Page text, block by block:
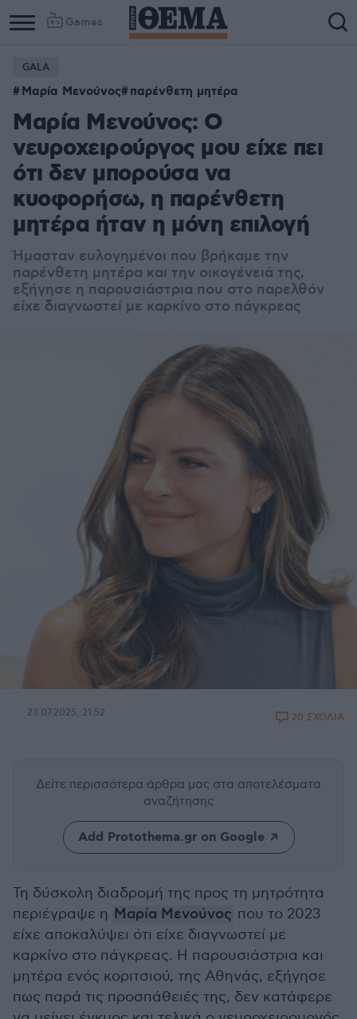
Games
GALA
Μαρία Μενούνος παρένθετη μητέρα
Μαρία Μενούνος: Ο
νευροχειρούργος μου είχε πει
ότι δεν μπορούσα να
κυοφορήσω, η παρένθετη
μητέρα ήταν η μόνη επιλογή
Ήμασταν ευλογημένοι που βρήκαμε την
παρένθετη μητέρα και την οικογένειά της,
εξήγησε η παρουσιάστρια που στο παρελθόν
είχε διαγνωστεί με καρκίνο στο πάγκρεας
23.07.2025, 21:52 20 ΣΧΟΛΙΑ
Δείτε περισσότερα άρθρα μας στα αποτελέσματα
αναζήτησης
Add Protothema.gr on Google
Τη δύσκολη διαδρομή της προς τη μητρότητα
περιέγραψε η Μαρία Μενούνος που το 2023
είχε αποκαλύψει ότι είχε διαγνωστεί με
καρκίνο στο πάγκρεας. Η παρουσιάστρια και
μητέρα ενός κοριτσιού, της Αθηνάς, εξήγησε
πως παρά τις προσπάθειές της, δεν κατάφερε